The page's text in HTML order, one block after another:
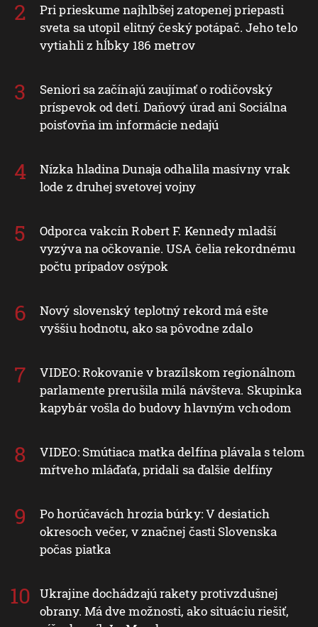
Pri prieskume najhlbšej zatopenej priepasti
sveta sa utopil elitný český potápač. Jeho telo
vytiahli z hĺbky 186 metrov
Seniori sa začínajú zaujímať o rodičovský
príspevok od detí. Daňový úrad ani Sociálna
poisťovňa im informácie nedajú
Nízka hladina Dunaja odhalila masívny vrak
lode z druhej svetovej vojny
Odporca vakcín Robert F. Kennedy mladší
vyzýva na očkovanie. USA čelia rekordnému
počtu prípadov osýpok
Nový slovenský teplotný rekord má ešte
vyššiu hodnotu, ako sa pôvodne zdalo
VIDEO: Rokovanie v brazílskom regionálnom
parlamente prerušila milá návšteva. Skupinka
kapybár vošla do budovy hlavným vchodom
VIDEO: Smútiaca matka delfína plávala s telom
mŕtveho mláďaťa, pridali sa ďalšie delfíny
Po horúčavách hrozia búrky: V desiatich
okresoch večer, v značnej časti Slovenska
počas piatka
Ukrajine dochádzajú rakety protivzdušnej
obrany. Má dve možnosti, ako situáciu riešiť,